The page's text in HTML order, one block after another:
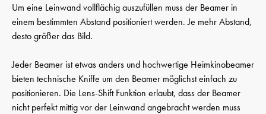
Um eine Leinwand vollflächig auszufüllen muss der Beamer in
einem bestimmten Abstand positioniert werden. Je mehr Abstand,
desto größer das Bild.
Jeder Beamer ist etwas anders und hochwertige Heimkinobeamer
bieten technische Kniffe um den Beamer möglichst einfach zu
positionieren. Die Lens-Shift Funktion erlaubt, dass der Beamer
nicht perfekt mittig vor der Leinwand angebracht werden muss